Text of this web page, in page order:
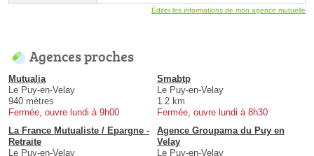
Éditer les informations de mon agence mutuelle
Agences proches
Mutualia
Le Puy-en-Velay
940 mètres
Fermée, ouvre lundi à 9h00
Smabtp
Le Puy-en-Velay
1.2 km
Fermée, ouvre lundi à 8h30
La France Mutualiste / Epargne -
Retraite
Le Puy-en-Velay
Agence Groupama du Puy en
Velay
Le Puy-en-Velay